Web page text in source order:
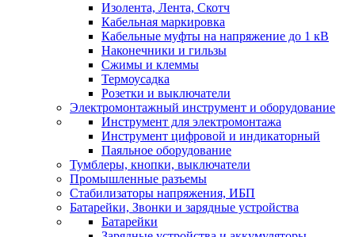
Изолента, Лента, Скотч
Кабельная маркировка
Кабельные муфты на напряжение до 1 кВ
Наконечники и гильзы
Сжимы и клеммы
Термоусадка
Розетки и выключатели
Электромонтажный инструмент и оборудование
Инструмент для электромонтажа
Инструмент цифровой и индикаторный
Паяльное оборудование
Тумблеры, кнопки, выключатели
Промышленные разъемы
Стабилизаторы напряжения, ИБП
Батарейки, Звонки и зарядные устройства
Батарейки